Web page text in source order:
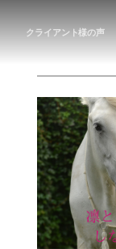
クライアント様の声